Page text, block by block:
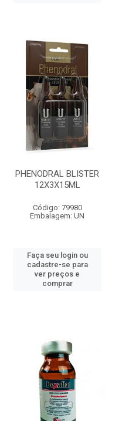
PHENODRAL BLISTER
12X3X15ML
Código: 79980
Embalagem: UN
Faça seu login ou
cadastre-se para
ver preços e
comprar